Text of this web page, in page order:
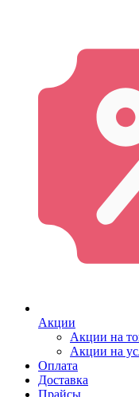
Акции
Акции на
Акции на
Оплата
Доставка
Прайсы